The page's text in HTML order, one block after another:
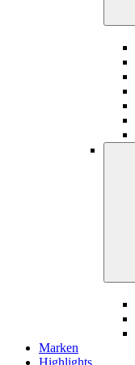
Marken
Highlights